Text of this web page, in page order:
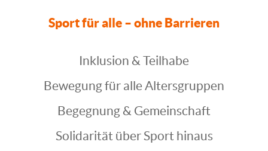
Sport für alle – ohne Barrieren
Inklusion & Teilhabe
Bewegung für alle Altersgruppen
Begegnung & Gemeinschaft
Solidarität über Sport hinaus